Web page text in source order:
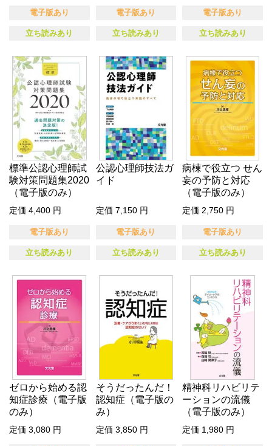
電子版あり
立ち読みあり
電子版あり
立ち読みあり
電子版あり
立ち読みあり
標準公認心理師試
験対策問題集2020
（電子版のみ）
定価 4,400 円
電子版あり
立ち読みあり
公認心理師技法ガ
イド
定価 7,150 円
電子版あり
立ち読みあり
病棟で役立つ せん
妄の予防と対応
（電子版のみ）
定価 2,750 円
電子版あり
立ち読みあり
ゼロから始める認
知症診療（電子版
のみ）
定価 3,080 円
そうだったんだ！
認知症（電子版の
み）
定価 3,850 円
精神科リハビリテ
ーションの流儀
（電子版のみ）
定価 1,980 円